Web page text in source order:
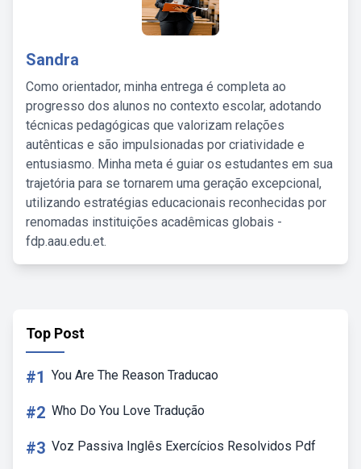
Sandra
Como orientador, minha entrega é completa ao
progresso dos alunos no contexto escolar, adotando
técnicas pedagógicas que valorizam relações
autênticas e são impulsionadas por criatividade e
entusiasmo. Minha meta é guiar os estudantes em sua
trajetória para se tornarem uma geração excepcional,
utilizando estratégias educacionais reconhecidas por
renomadas instituições acadêmicas globais -
fdp.aau.edu.et.
Top Post
#1 You Are The Reason Traducao
#2 Who Do You Love Tradução
#3 Voz Passiva Inglês Exercícios Resolvidos Pdf